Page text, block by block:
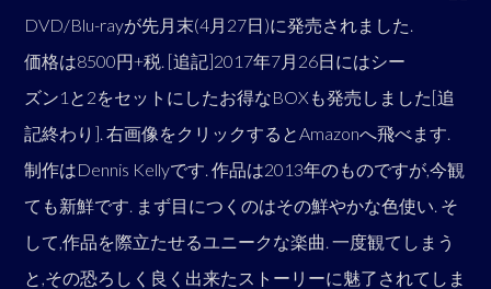
DVD/Blu-rayが先月末(4月27日)に発売されました.
価格は8500円+税. [追記]2017年7月26日にはシー
ズン1と2をセットにしたお得なBOXも発売しました[追
記終わり]. 右画像をクリックするとAmazonへ飛べます.
制作はDennis Kellyです. 作品は2013年のものですが,今観
ても新鮮です. まず目につくのはその鮮やかな色使い. そ
して,作品を際立たせるユニークな楽曲. 一度観てしまう
と,その恐ろしく良く出来たストーリーに魅了されてしま